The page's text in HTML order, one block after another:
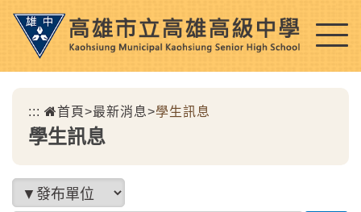
跳
要
學生訊息
::: 首頁>最新消息>學生訊息
發布單位